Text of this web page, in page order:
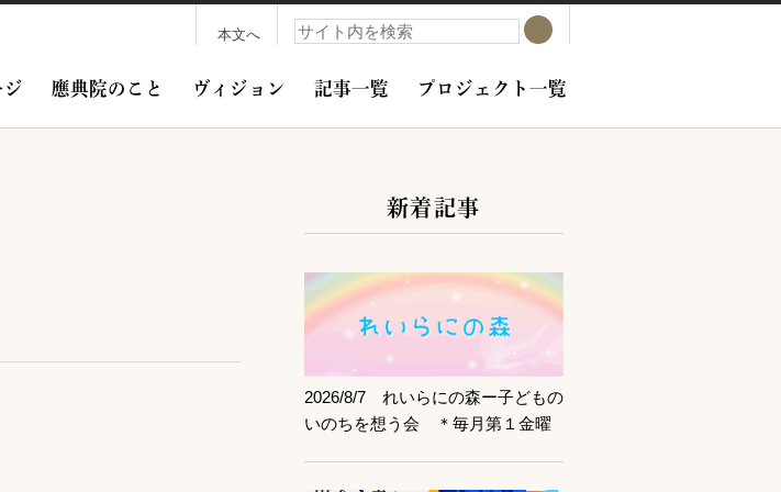
本文へ 検索
検索
應典院のこと ヴィジョン 記事一覧 プロジェクト一覧
サブコンテンツ
新着記事
2026/8/7 れいらにの森ー子どもの
いのちを想う会 ＊毎月第１金曜
記事を読む